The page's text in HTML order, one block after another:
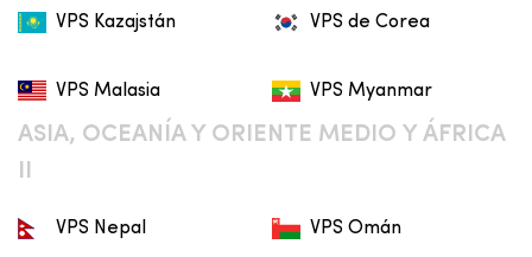
VPS Kazajstán VPS de Corea
VPS Malasia VPS Myanmar
ASIA, OCEANÍA Y ORIENTE MEDIO Y ÁFRICA
II
VPS Nepal VPS Omán